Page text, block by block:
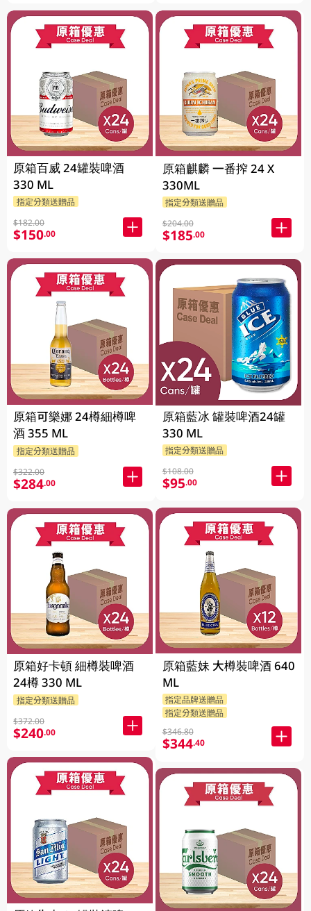
原箱百威 24罐裝啤酒
330 ML
指定分類送贈品
$182.00
$150.00
原箱可樂娜 24樽細樽啤
酒 355 ML
指定分類送贈品
$322.00
$284.00
原箱好卡頓 細樽裝啤酒
24樽 330 ML
指定分類送贈品
$372.00
$240.00
原箱麒麟 一番搾 24 X
330ML
指定分類送贈品
$204.00
$185.00
原箱藍冰 罐裝啤酒24罐
330 ML
指定分類送贈品
$108.00
$95.00
原箱藍妹 大樽裝啤酒 640
ML
指定品牌送贈品
指定分類送贈品
$346.80
$344.40